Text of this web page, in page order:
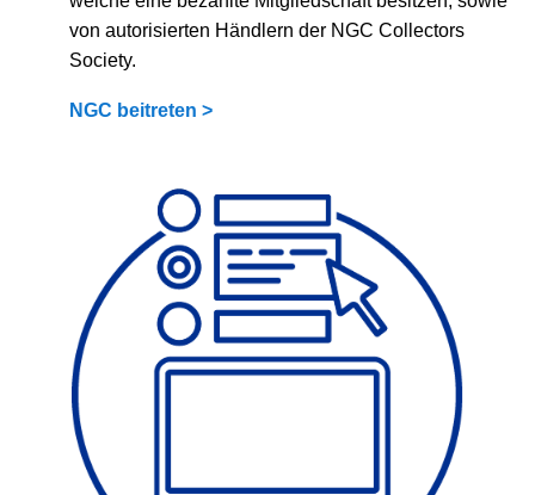
von autorisierten Händlern der NGC Collectors
Society.
NGC beitreten >